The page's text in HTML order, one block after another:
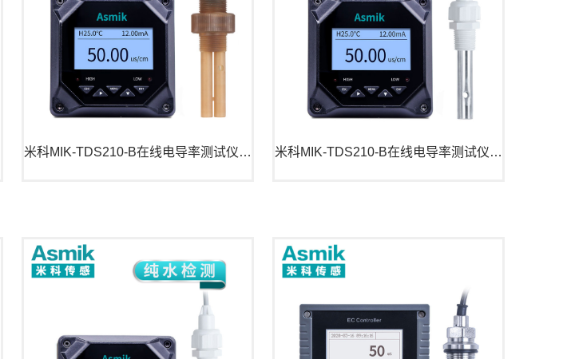
米科MIK-TDS210-B在线电导率测试仪 污水检测 米科MIK-TDS210-B在线电导率测试仪 原水检测